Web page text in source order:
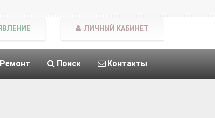
Ремонт Поиск Контакты
ЛИЧНЫЙ КАБИНЕТ